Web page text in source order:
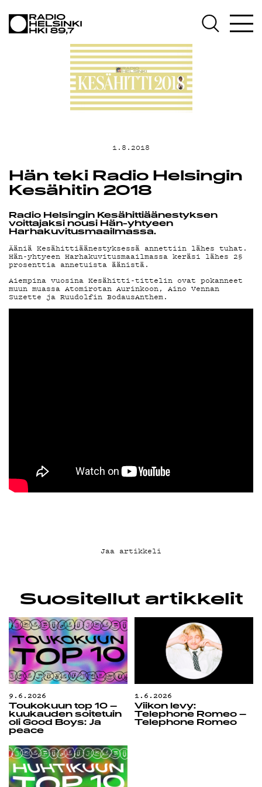
OHJELMAT
TEKIJÄT
ON-DEMAND
PODCAST
MAINOSTA
TIETOSUOJA
KIRJAUDU SISÄÄN
1.8.2018
Hän teki Radio Helsingin
Kesähitin 2018
Radio Helsingin Kesähittiäänestyksen
voittajaksi nousi Hän-yhtyeen
Harhakuvitusmaailmassa.
Ääniä Kesähittiäänestyksessä annettiin lähes tuhat.
Hän-yhtyeen Harhakuvitusmaailmassa keräsi lähes 25
prosenttia annetuista äänistä.
Aiempina vuosina Kesähitti-tittelin ovat pokanneet
muun muassa Atomirotan Aurinkoon, Aino Vennan
Suzette ja Ruudolfin BodausAnthem.
Jaa artikkeli
Suositellut artikkelit
9.6.2026
Toukokuun top 10 –
kuukauden soitetuin
oli Good Boys: Ja
peace
1.6.2026
Viikon levy:
Telephone Romeo –
Telephone Romeo